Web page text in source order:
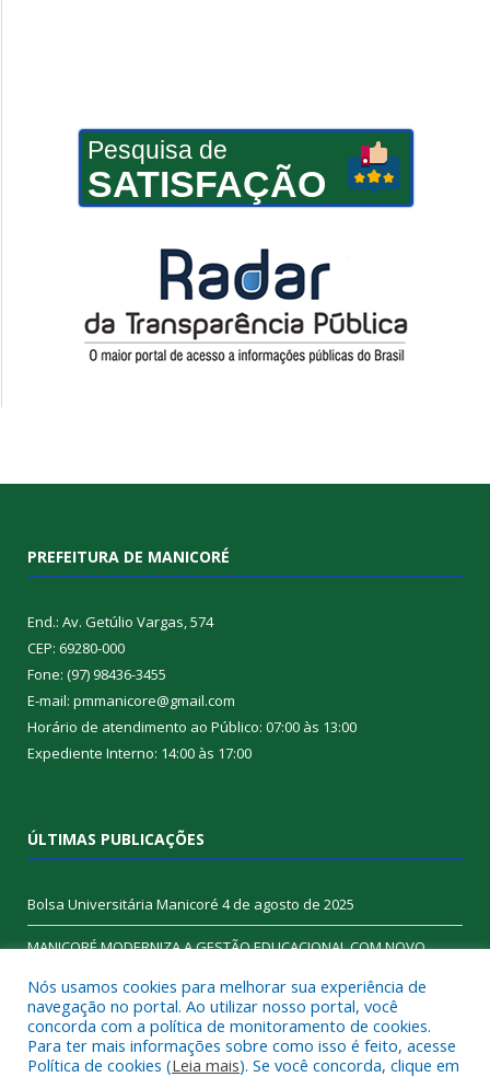
Pesquisa de
SATISFAÇÃO
PREFEITURA DE MANICORÉ
End.: Av. Getúlio Vargas, 574
CEP: 69280-000
Fone: (97) 98436-3455
E-mail: pmmanicore@gmail.com
Horário de atendimento ao Público: 07:00 às 13:00
Expediente Interno: 14:00 às 17:00
ÚLTIMAS PUBLICAÇÕES
Bolsa Universitária Manicoré 4 de agosto de 2025
MANICORÉ MODERNIZA A GESTÃO EDUCACIONAL COM NOVO
Nós usamos cookies para melhorar sua experiência de
navegação no portal. Ao utilizar nosso portal, você
concorda com a política de monitoramento de cookies.
Para ter mais informações sobre como isso é feito, acesse
Política de cookies (Leia mais). Se você concorda, clique em